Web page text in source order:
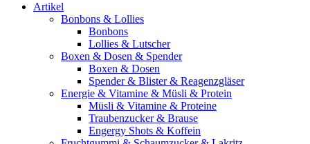
Artikel
Bonbons & Lollies
Bonbons
Lollies & Lutscher
Boxen & Dosen & Spender
Boxen & Dosen
Spender & Blister & Reagenzgläser
Energie & Vitamine & Müsli & Protein
Müsli & Vitamine & Proteine
Traubenzucker & Brause
Engergy Shots & Koffein